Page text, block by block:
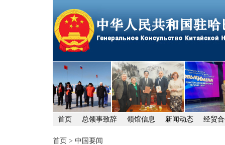
首页 总领事致辞 领馆信息 新闻动态 经贸
首页 > 中国要闻